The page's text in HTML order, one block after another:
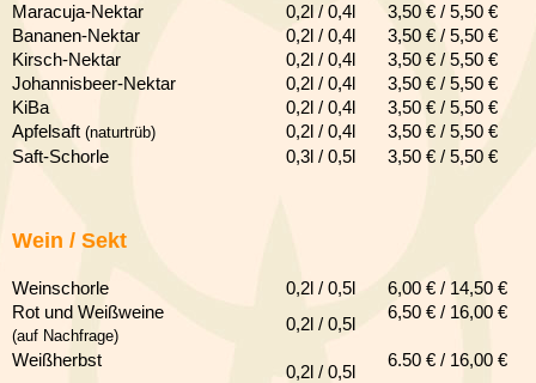
Maracuja-Nektar
0,2l / 0,4l
3,50 € / 5,50 €
Bananen-Nektar 0,2l / 0,4l
3,50 € / 5,50 €
Kirsch-Nektar 0,2l / 0,4l
3,50 € / 5,50 €
Johannisbeer-Nektar 0,2l / 0,4l
3,50 € / 5,50 €
KiBa
0,2l / 0,4l
3,50 € / 5,50 €
Apfelsaft (naturtrüb) 0,2l / 0,4l
3,50 € / 5,50 €
Saft-Schorle
0,3l / 0,5l 3,50 € / 5,50 €
Wein / Sekt
Weinschorle 0,2l / 0,5l
6,00 € / 14,50 €
Rot und Weißweine
(auf Nachfrage)
0,2l / 0,5l
6,50 € / 16,00 €
Weißherbst
0,2l / 0,5l
6.50 € / 16,00 €